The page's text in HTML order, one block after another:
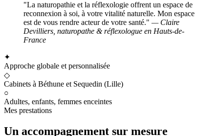
"La naturopathie et la réflexologie offrent un espace de
reconnexion à soi, à votre vitalité naturelle. Mon espace
est de vous rendre acteur de votre santé." — Claire
Devilliers, naturopathe & réflexologue en Hauts-de-
France
✦
Approche globale et personnalisée
◇
Cabinets à Béthune et Sequedin (Lille)
○
Adultes, enfants, femmes enceintes
Mes prestations
Un accompagnement sur mesure